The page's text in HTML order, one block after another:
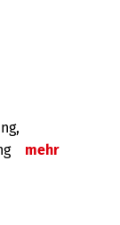
mehr